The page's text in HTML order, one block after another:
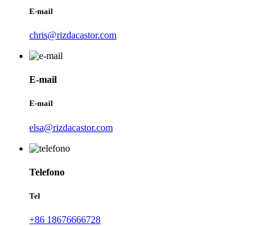
E-mail
chris@rizdacastor.com
E-mail
E-mail
elsa@rizdacastor.com
Telefono
Tel
+86 18676666728